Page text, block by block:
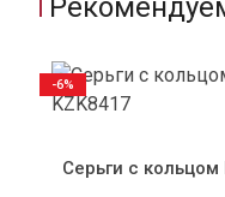
Серьги с кольцом
-6%